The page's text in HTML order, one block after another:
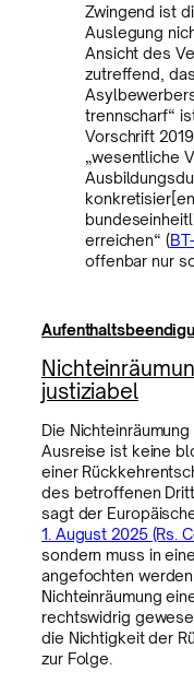
Zwingend ist
Auslegung
Ansicht des
zutreffend,
trennscharf“
Vorschrift
„wesentliche
erreichen“ (
offenbar nur
justiziabel
Die
Ausreise ist keine
einer
des betroffenen
sagt der
1. August 2025 (Rs.
sondern muss in
angefochten
Nichteinräumung
rechtswidrig
die Nichtigkeit der
zur Folge.